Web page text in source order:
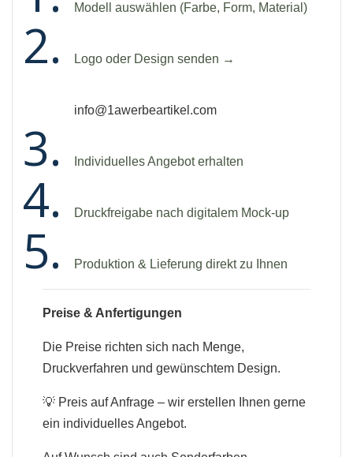
Modell auswählen (Farbe, Form, Material)
Logo oder Design senden →
info@1awerbeartikel.com
Individuelles Angebot erhalten
Druckfreigabe nach digitalem Mock-up
Produktion & Lieferung direkt zu Ihnen
Preise & Anfertigungen
Die Preise richten sich nach Menge,
Druckverfahren und gewünschtem Design.
💡 Preis auf Anfrage – wir erstellen Ihnen gerne
ein individuelles Angebot.